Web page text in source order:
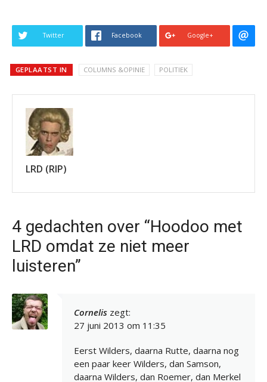
Twitter Facebook Google+
GEPLAATST IN COLUMNS &OPINIE POLITIEK
LRD (RIP)
4 gedachten over “Hoodoo met
LRD omdat ze niet meer
luisteren”
Cornelis zegt:
27 juni 2013 om 11:35
Eerst Wilders, daarna Rutte, daarna nog
een paar keer Wilders, dan Samson,
daarna Wilders, dan Roemer, dan Merkel